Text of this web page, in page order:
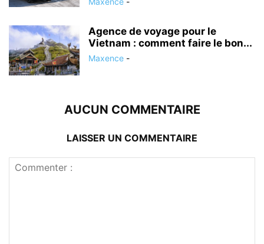
Agence de voyage pour le
Vietnam : comment faire le bon...
Maxence -
AUCUN COMMENTAIRE
LAISSER UN COMMENTAIRE